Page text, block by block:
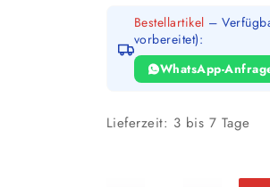
Bestellartikel –
vorbereitet):
WhatsApp-
Lieferzeit: 3 bis 7 Tage